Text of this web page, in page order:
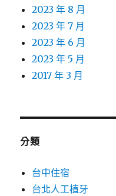
2023 年 8 月
2023 年 7 月
2023 年 6 月
2023 年 5 月
2017 年 3 月
分類
台中住宿
台北人工植牙